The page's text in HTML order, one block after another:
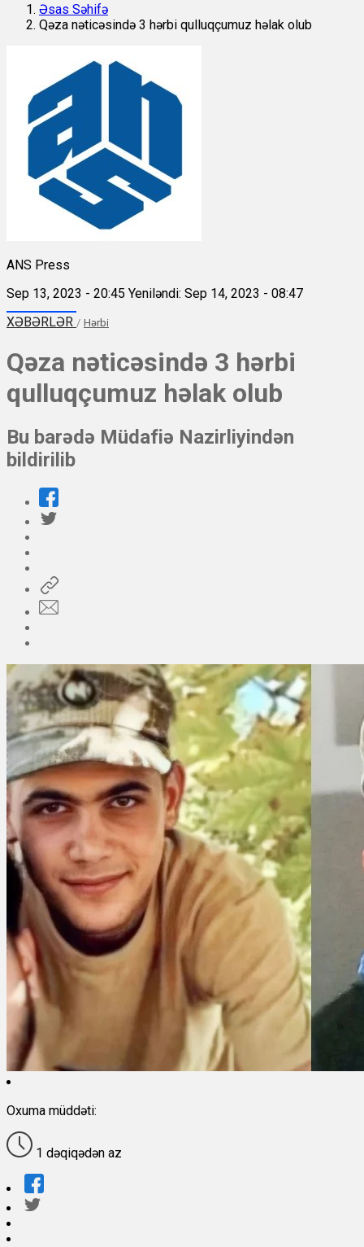
Əsas Səhifə
Qəza nəticəsində 3 hərbi qulluqçumuz həlak olub
ANS Press
Sep 13, 2023 - 20:45 Yeniləndi: Sep 14, 2023 - 08:47
XƏBƏRLƏR / Hərbi
Qəza nəticəsində 3 hərbi
qulluqçumuz həlak olub
Bu barədə Müdafiə Nazirliyindən
bildirilib
Oxuma müddəti:
1 dəqiqədən az